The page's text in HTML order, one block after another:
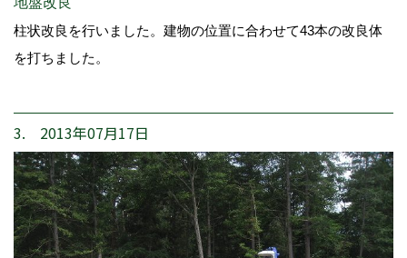
柱状改良を行いました。建物の位置に合わせて43本の改良体
を打ちました。
3. 2013年07月17日